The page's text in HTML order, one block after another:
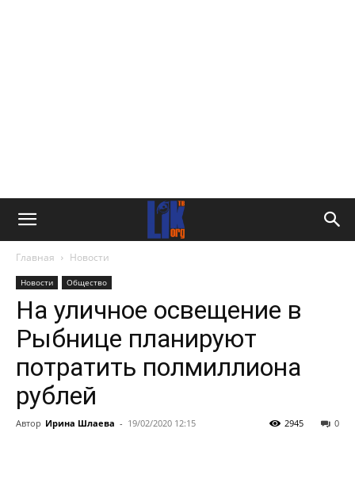
Главная Новости
Новости Общество
На уличное освещение в
Рыбнице планируют
потратить полмиллиона
рублей
Автор Ирина Шлаева - 19/02/2020 12:15 0
2945